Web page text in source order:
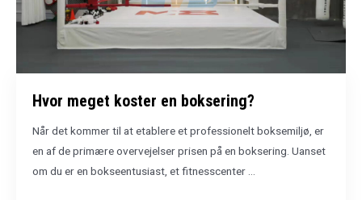
Hvor meget koster en boksering?
Når det kommer til at etablere et professionelt boksemiljø, er
en af de primære overvejelser prisen på en boksering. Uanset
om du er en bokseentusiast, et fitnesscenter …